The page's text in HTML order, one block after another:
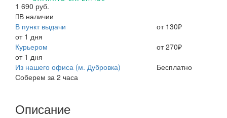
1 690 руб.
В наличии
В пункт выдачи
от 1 дня
от 130₽
Курьером
от 1 дня
от 270₽
Из нашего офиса (м. Дубровка)
Соберем за 2 часа
Бесплатно
Описание